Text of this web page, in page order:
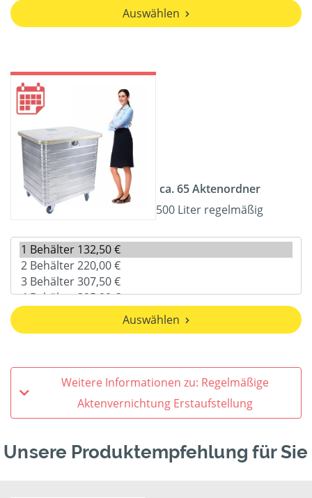
Auswählen
ca. 65 Aktenordner
500 Liter regelmäßig
Auswählen
Weitere Informationen zu: Regelmäßige
Aktenvernichtung Erstaufstellung
Unsere Produktempfehlung für Sie